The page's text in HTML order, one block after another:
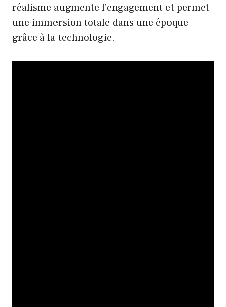
réalisme augmente l’engagement et permet
une immersion totale dans une époque
grâce à la technologie.